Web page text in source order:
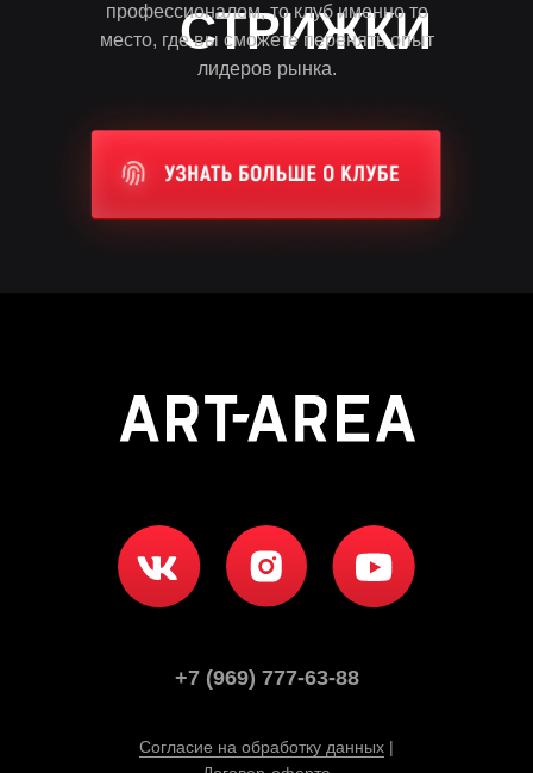
СТРИЖКИ
профессионалом, то клуб именно то
место, где вы сможете перенять опыт
лидеров рынка.
Согласие на обработку данных |
+7 (969) 777-63-88